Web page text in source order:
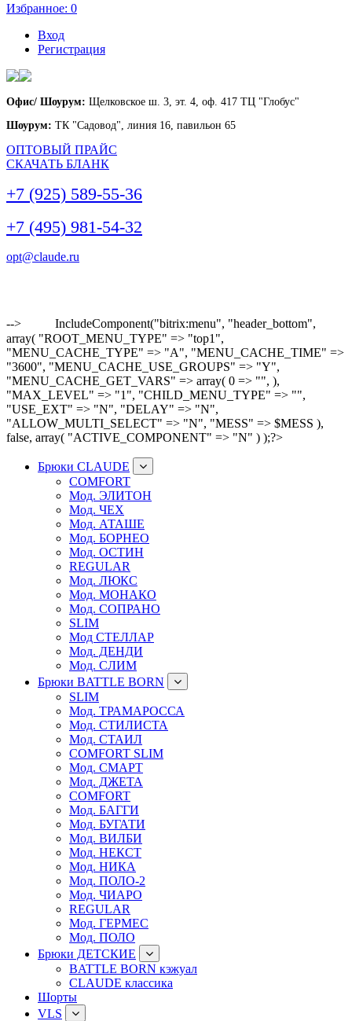
Избранное: 0
Вход
Регистрация
Офис/ Шоурум: Щелковское ш. 3, эт. 4, оф. 417 ТЦ "Глобус"
Шоурум: ТК "Садовод", линия 16, павильон 65
ОПТОВЫЙ ПРАЙС
СКАЧАТЬ БЛАНК
+7 (925) 589-55-36
+7 (495) 981-54-32
opt@claude.ru
-->
IncludeComponent("bitrix:menu", "header_bottom",
array( "ROOT_MENU_TYPE" => "top1",
"MENU_CACHE_TYPE" => "A", "MENU_CACHE_TIME" =>
"3600", "MENU_CACHE_USE_GROUPS" => "Y",
"MENU_CACHE_GET_VARS" => array( 0 => "", ),
"MAX_LEVEL" => "1", "CHILD_MENU_TYPE" => "",
"USE_EXT" => "N", "DELAY" => "N",
"ALLOW_MULTI_SELECT" => "N", "MESS" => $MESS ),
false, array( "ACTIVE_COMPONENT" => "N" ) );?>
Брюки CLAUDE
COMFORT
Мод. ЭЛИТОН
Мод. ЧЕХ
Мод. АТАШЕ
Мод. БОРНЕО
Мод. ОСТИН
REGULAR
Мод. ЛЮКС
Мод. МОНАКО
Мод. СОПРАНО
SLIM
Мод СТЕЛЛАР
Мод. ДЕНДИ
Мод. СЛИМ
Брюки BATTLE BORN
SLIM
Мод. ТРАМАРОССА
Мод. СТИЛИСТА
Мод. СТАИЛ
COMFORT SLIM
Мод. СМАРТ
Мод. ДЖЕТА
COMFORT
Мод. БАГГИ
Мод. БУГАТИ
Мод. ВИЛБИ
Мод. НЕКСТ
Мод. НИКА
Мод. ПОЛО-2
Мод. ЧИАРО
REGULAR
Мод. ГЕРМЕС
Мод. ПОЛО
Брюки ДЕТСКИЕ
BATTLE BORN кэжуал
CLAUDE классика
Шорты
VLS